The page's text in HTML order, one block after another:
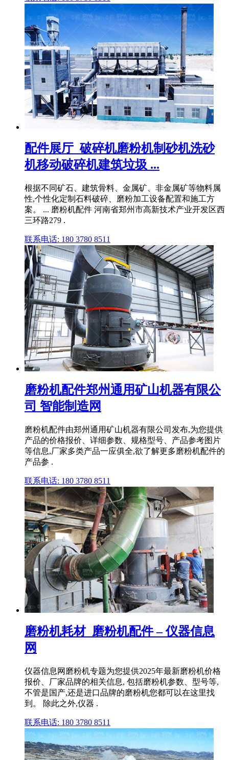
配件展厅_破碎机磨粉机制砂机洗砂
机移动破碎机建筑垃圾 ...
根据不同矿石、建筑骨料、金属矿、非金属矿等物料属
性,个性化定制石料破碎、磨粉加工设备配置和施工方
案。 ... 磨粉机配件 河南省郑州市高新技术产业开发区西
三环路279 .
联系电话: 180 3780 8511
磨粉机配件郑州通用矿山机器有限公
司 智能制造网
磨粉机配件由郑州通用矿山机器有限公司发布,为您提供
产品的价格报价、详细参数、规格型号、产品参考图片
等信息,厂家多类产品一应俱全,欲了解更多磨粉机配件的
产品参 .
联系电话: 180 3780 8511
磨粉机耗材_磨粉机配件 – 仪器信息
网
仪器信息网磨粉机专题为您提供2025年最新磨粉机价格
报价、厂家品牌的相关信息, 包括磨粉机参数、型号等,
不管是国产,还是进口品牌的磨粉机您都可以在这里找
到。 除此之外,仪器 .
联系电话: 180 3780 8511